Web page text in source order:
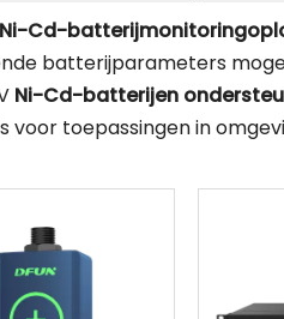
Ni-Cd-
batterijparameters
Ni-Cd-batterijen
voor toepassingen in